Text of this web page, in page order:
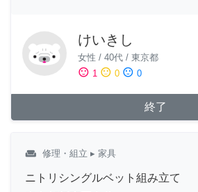
けいきし
女性 / 40代 / 東京都
sentiment_satisfied 1 sentiment_neutral 0 sentiment_dissatisfied 0
終了
weekend 修理・組立 ▸ 家具
ニトリシングルベット組み立て